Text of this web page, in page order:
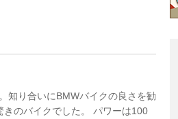
知り合いにBMWバイクの良さを勧
のバイクでした。 パワーは100